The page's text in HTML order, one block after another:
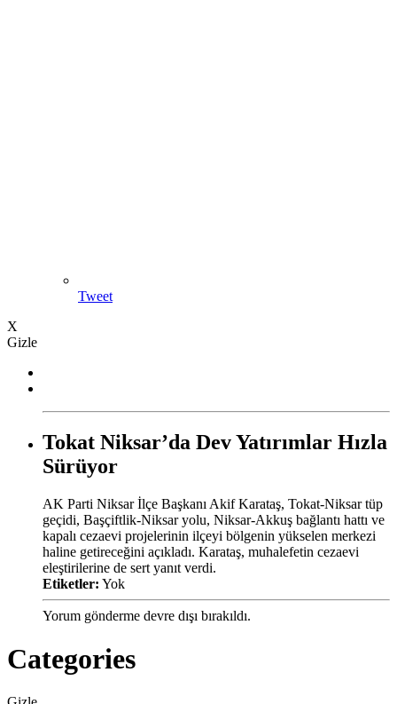
Tweet
X
Gizle
Tokat Niksar’da Dev Yatırımlar Hızla
Sürüyor
AK Parti Niksar İlçe Başkanı Akif Karataş, Tokat-Niksar tüp
geçidi, Başçiftlik-Niksar yolu, Niksar-Akkuş bağlantı hattı ve
kapalı cezaevi projelerinin ilçeyi bölgenin yükselen merkezi
haline getireceğini açıkladı. Karataş, muhalefetin cezaevi
eleştirilerine de sert yanıt verdi.
Etiketler: Yok
Yorum gönderme devre dışı bırakıldı.
Categories